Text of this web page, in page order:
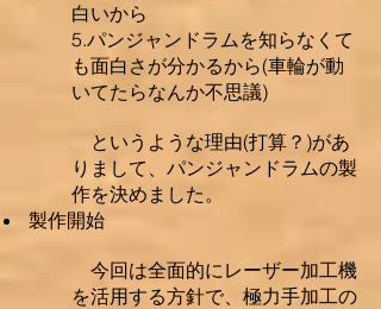
白いから
5.パンジャンドラムを知らなくて
も面白さが分かるから(車輪が動
いてたらなんか不思議)
というような理由(打算？)があ
りまして、パンジャンドラムの製
作を決めました。
製作開始
今回は全面的にレーザー加工機
を活用する方針で、極力手加工の